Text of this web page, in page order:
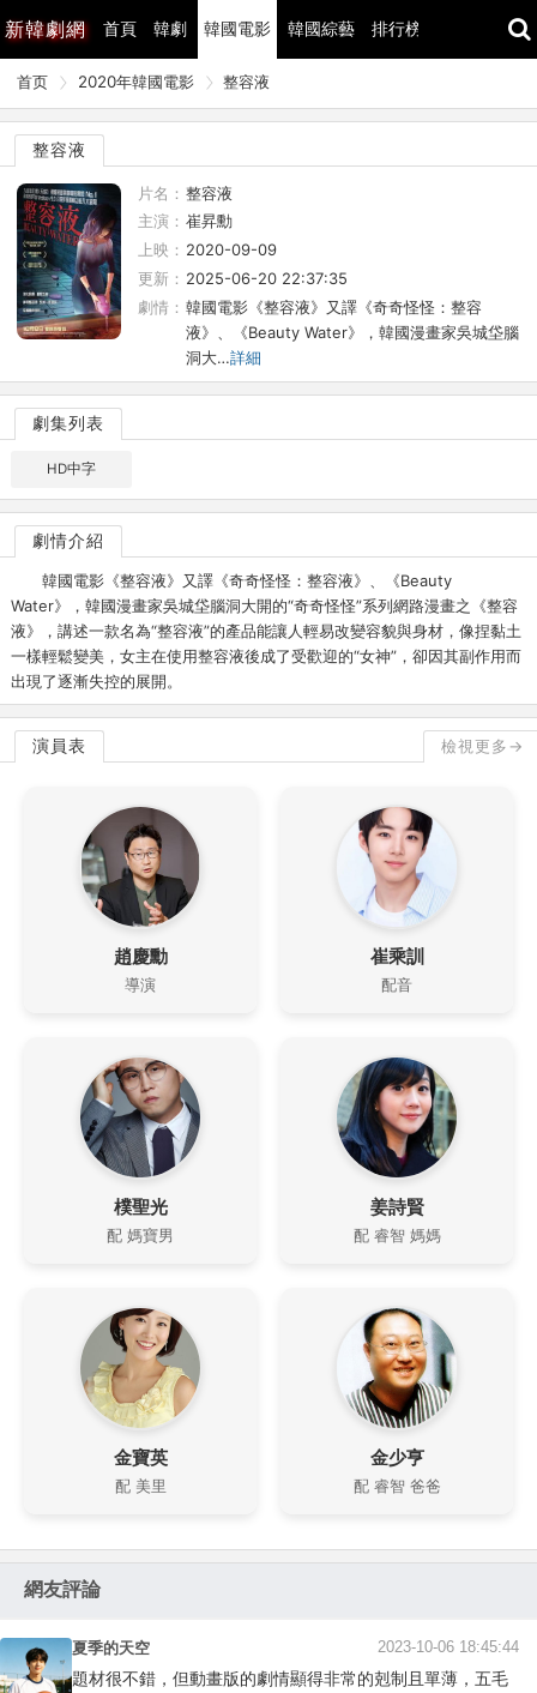
新韓劇網 首頁 韓劇 韓國電影 韓國綜藝 排行榜
首页 2020年韓國電影 整容液
整容液
片名： 整容液
主演： 崔昇勳
上映： 2020-09-09
更新： 2025-06-20 22:37:35
劇情： 韓國電影《整容液》又譯《奇奇怪怪：整容
液》、《Beauty Water》，韓國漫畫家吳城垈腦
洞大…詳細
劇集列表
HD中字
劇情介紹
韓國電影《整容液》又譯《奇奇怪怪：整容液》、《Beauty
Water》，韓國漫畫家吳城垈腦洞大開的“奇奇怪怪”系列網路漫畫之《整容
液》，講述一款名為“整容液”的產品能讓人輕易改變容貌與身材，像捏黏土
一樣輕鬆變美，女主在使用整容液後成了受歡迎的“女神”，卻因其副作用而
出現了逐漸失控的展開。
演員表 檢視更多→
趙慶勳
導演
崔乘訓
配音
樸聖光
配 媽寶男
姜詩賢
配 睿智 媽媽
金寶英
配 美里
金少亨
配 睿智 爸爸
網友評論
夏季的天空 2023-10-06 18:45:44
題材很不錯，但動畫版的劇情顯得非常的剋制且單薄，五毛